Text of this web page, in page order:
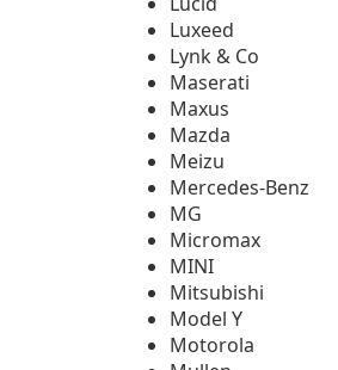
Luxeed
Lynk & Co
Maserati
Maxus
Mazda
Meizu
Mercedes-Benz
MG
Micromax
MINI
Mitsubishi
Model Y
Motorola